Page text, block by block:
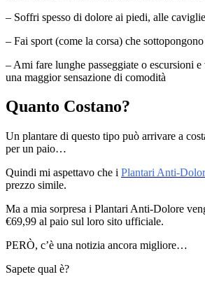
– Soffri spesso di dolore ai piedi, alle
– Fai sport (come la corsa) che
– Ami fare lunghe passeggiate o escursioni
una maggior sensazione di comodità
Quanto Costano?
Un plantare di questo tipo può arrivare a
per un paio…
Quindi mi aspettavo che i Plantari Anti-
prezzo simile.
Ma a mia sorpresa i Plantari Anti-Dolore
€69,99 al paio sul loro sito ufficiale.
PERÒ, c’è una notizia ancora migliore…
Sapete qual è?